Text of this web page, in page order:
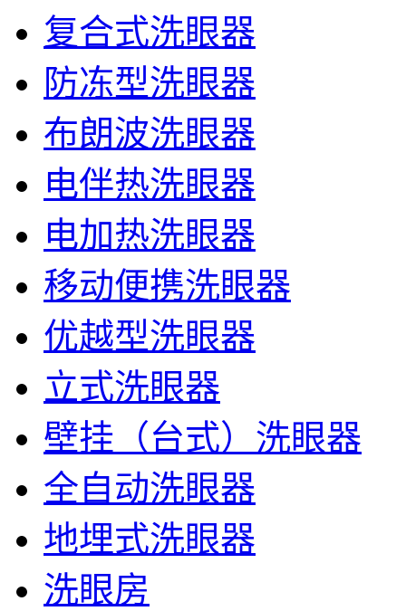
复合式洗眼器
防冻型洗眼器
布朗波洗眼器
电伴热洗眼器
电加热洗眼器
移动便携洗眼器
优越型洗眼器
立式洗眼器
壁挂（台式）洗眼器
全自动洗眼器
地埋式洗眼器
洗眼房